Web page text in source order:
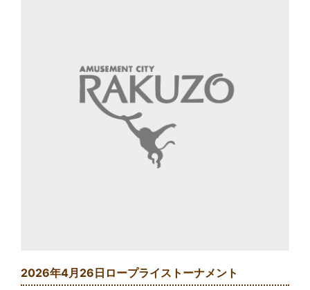
2026年4月26日ロープライストーナメント